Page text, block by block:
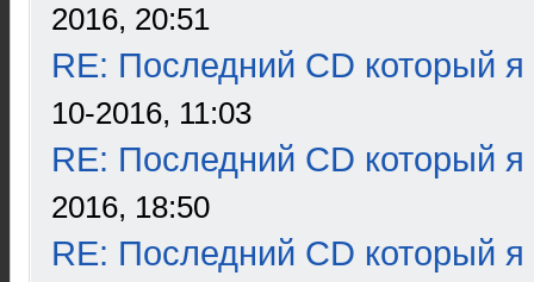
2016, 20:51
RE: Последний CD который я
10-2016, 11:03
RE: Последний CD который я
2016, 18:50
RE: Последний CD который я